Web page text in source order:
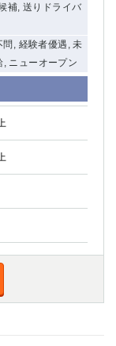
補, 送りドライバ
問, 経験者優遇, 未
ニューオープン